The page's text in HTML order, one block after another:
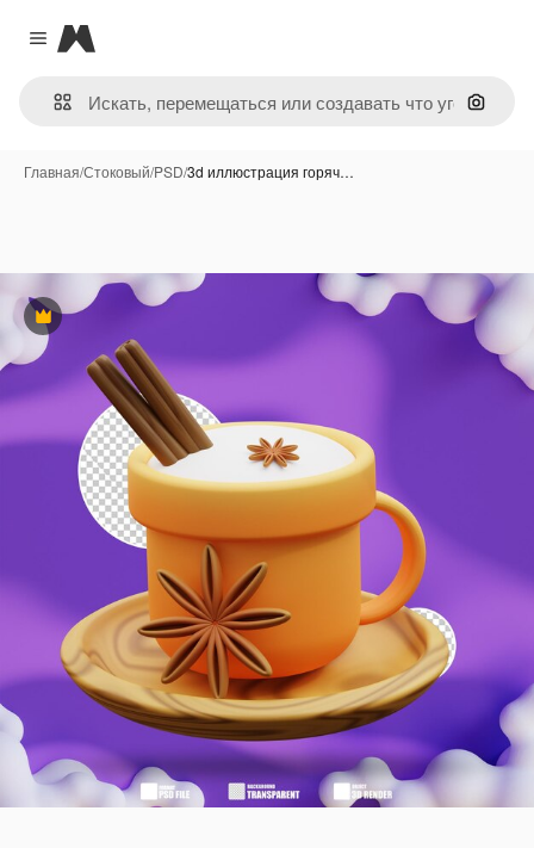
Close menu
Magnific
Поиск
Главная/Стоковый/PSD/3d иллюстрация горяч…
Премиум